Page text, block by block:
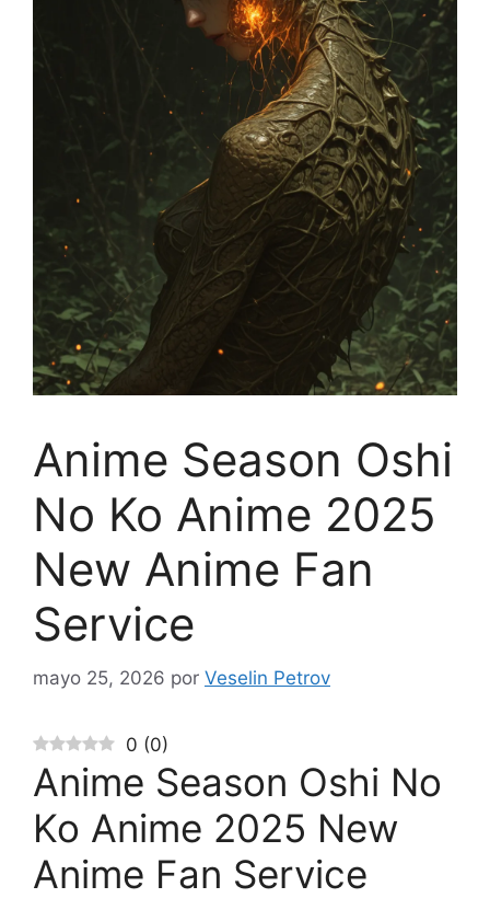
Anime Season Oshi
No Ko Anime 2025
New Anime Fan
Service
mayo 25, 2026 por Veselin Petrov
0 (0)
Anime Season Oshi No
Ko Anime 2025 New
Anime Fan Service